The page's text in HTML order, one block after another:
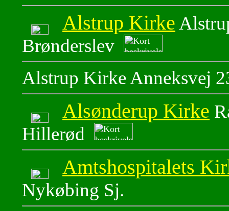
Alstrup Kirke
Brønderslev
Alstrup Kirke Anneksvej
Alsønderup Kirke
Hillerød
Amtshospitalets
Nykøbing Sj.